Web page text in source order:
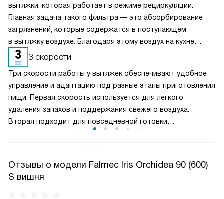
вытяжки, которая работает в режиме рециркуляции.
Главная задача такого фильтра — это абсорбирование
загрязнений, которые содержатся в поступающем
в вытяжку воздухе. Благодаря этому воздух на кухне
очищается более качественно. Угольные фильтры
необходимо часто заменять — примерно раз в три-
четыре месяца.
3 скорости
Три скорости работы у вытяжек обеспечивают удобное
управление и адаптацию под разные этапы приготовления
пищи. Первая скорость используется для легкого
удаления запахов и поддержания свежего воздуха.
Вторая подходит для повседневной готовки
контролировать уровень шума и рационально
расходовать электроэнергию, создавая комфортные
Отзывы о модели Falmec Iris Orchidea 90 (600)
S вишня